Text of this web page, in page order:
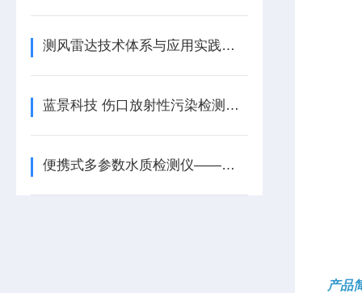
测风雷达技术体系与应用实践：赋能风电产业高质量发展/蓝景科技
蓝景科技 伤口放射性污染检测仪——核应急场景下的精准防护神器
便携式多参数水质检测仪——精细化水质管理的新标准
产品